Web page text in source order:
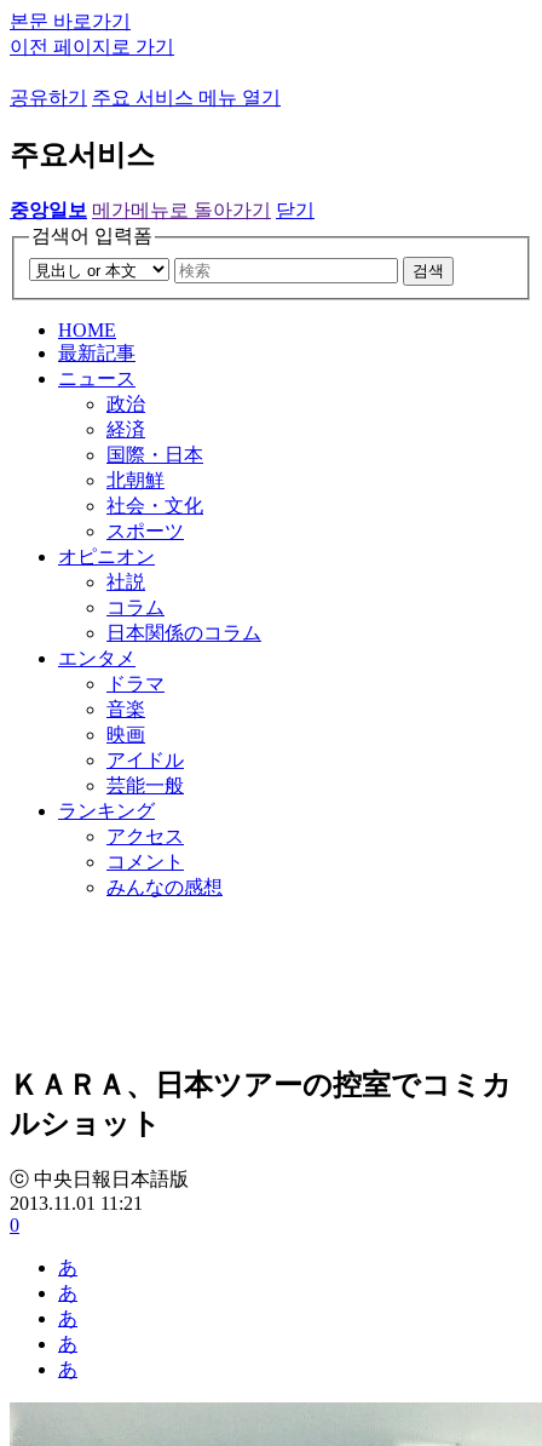
본문 바로가기
이전 페이지로 가기
공유하기 주요 서비스 메뉴 열기
주요서비스
중앙일보 메가메뉴로 돌아가기
닫기
검색어 입력폼
검색
HOME
最新記事
ニュース
政治
経済
国際・日本
北朝鮮
社会・文化
スポーツ
オピニオン
社説
コラム
日本関係のコラム
エンタメ
ドラマ
音楽
映画
アイドル
芸能一般
ランキング
アクセス
コメント
みんなの感想
ＫＡＲＡ、日本ツアーの控室でコミカ
ルショット
ⓒ 中央日報日本語版
2013.11.01 11:21
0
あ
あ
あ
あ
あ